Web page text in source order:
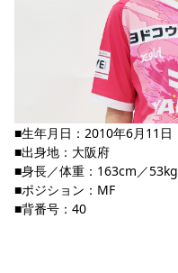
■生年月日：2010年6月11日
■出身地：大阪府
■身長／体重：163cm／53kg
■ポジション：MF
■背番号：40